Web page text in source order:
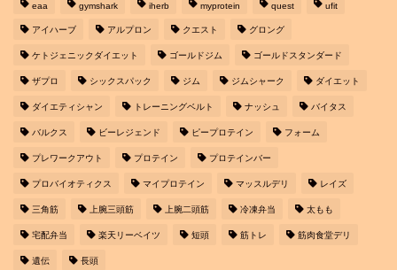
eaa gymshark iherb myprotein quest ufit
アイハーブ アルプロン クエスト グロング
ケトジェニックダイエット ゴールドジム ゴールドスタンダード
ザプロ シックスパック ジム ジムシャーク ダイエット
ダイエティシャン トレーニングベルト ナッシュ バイタス
バルクス ビーレジェンド ピープロテイン フォーム
プレワークアウト プロテイン プロテインバー
プロバイオティクス マイプロテイン マッスルデリ レイズ
三角筋 上腕三頭筋 上腕二頭筋 冷凍弁当 太もも
宅配弁当 楽天リーベイツ 短頭 筋トレ 筋肉食堂デリ
遺伝 長頭